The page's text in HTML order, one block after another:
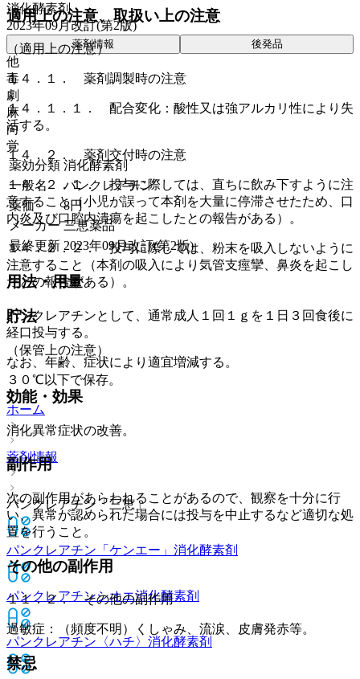
適用上の注意、取扱い上の注意
（適用上の注意）
１４．１． 薬剤調製時の注意
１４．１．１． 配合変化：酸性又は強アルカリ性により失
活する。
１４．２． 薬剤交付時の注意
１４．２．１． 投与に際しては、直ちに飲み下すように注
意すること（小児が誤って本剤を大量に停滞させたため、口
内炎及び口腔内潰瘍を起こしたとの報告がある）。
１４．２．２． 投与に際しては、粉末を吸入しないように
注意すること（本剤の吸入により気管支痙攣、鼻炎を起こし
たとの報告がある）。
貯法
（保管上の注意）
３０℃以下で保存。
ホーム
薬剤情報
パンクレアチン「三恵」
パンクレアチン「ケンエー」 消化酵素剤
パンクレアチンシオエ消化酵素剤
パンクレアチン〈ハチ〉 消化酵素剤
消化酵素剤
2023年09月改訂(第2版)
薬剤情報 後発品
他
毒
劇
麻
向
覚
薬効分類 消化酵素剤
一般名
パンクレアチン
薬価
8円
メーカー 三恵薬品
最終更新 2023年09月改訂(第2版)
用法・用量
パンクレアチンとして、通常成人１回１ｇを１日３回食後に
経口投与する。
なお、年齢、症状により適宜増減する。
効能・効果
消化異常症状の改善。
副作用
次の副作用があらわれることがあるので、観察を十分に行
い、異常が認められた場合には投与を中止するなど適切な処
置を行うこと。
その他の副作用
１１．２． その他の副作用
過敏症：（頻度不明）くしゃみ、流涙、皮膚発赤等。
禁忌